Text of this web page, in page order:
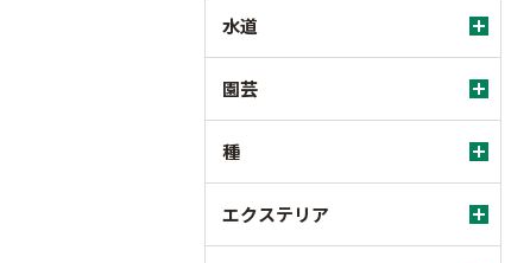
水道
園芸
種
エクステリア